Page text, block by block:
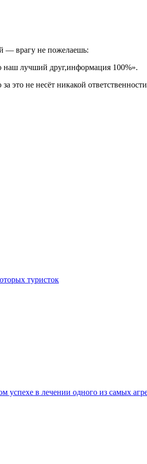
— врагу не пожелаешь:
наш лучший друг,информация 100%».
это не несёт никакой
туристок
в лечении одного из самых